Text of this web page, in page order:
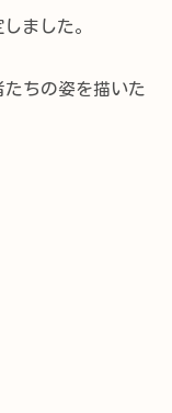
ました。
ちの姿を描いた